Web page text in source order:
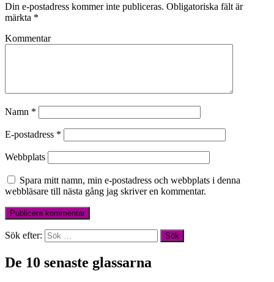
Din e-postadress kommer inte publiceras. Obligatoriska fält är
märkta *
Kommentar
Namn *
E-postadress *
Webbplats
Spara mitt namn, min e-postadress och webbplats i denna
webbläsare till nästa gång jag skriver en kommentar.
Sök efter:
De 10 senaste glassarna